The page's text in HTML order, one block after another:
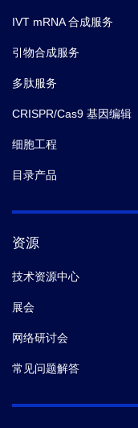
IVT mRNA 合成服务
引物合成服务
多肽服务
CRISPR/Cas9 基因编辑
细胞工程
目录产品
资源
技术资源中心
展会
网络研讨会
常见问题解答